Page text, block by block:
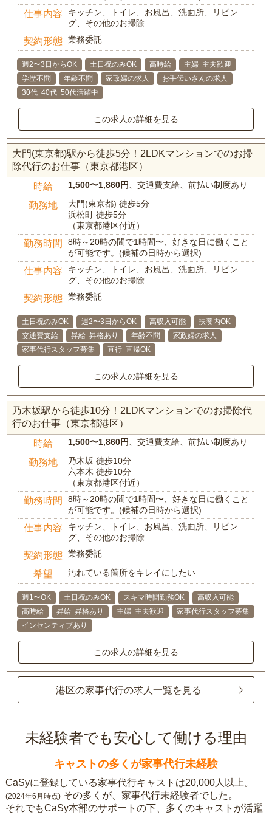
仕事内容
キッチン、トイレ、お風呂、洗面所、リビン
グ、その他のお掃除
契約形態 業務委託
週2〜3日からOK 土日祝のみOK 高時給
主婦･主夫歓迎
学歴不問
年齢不問 家政婦の求人
お手伝いさんの求人
30代･40代･50代活躍中
この求人の詳細を見る
大門(東京都)駅から徒歩5分！2LDKマンションでのお掃
除代行のお仕事（東京都港区）
時給 1,500〜1,860円 、交通費支給、前払い制度あり
勤務地
大門(東京都) 徒歩5分
浜松町 徒歩5分
（東京都港区付近）
勤務時間
8時～20時の間で1時間〜、好きな日に働くこと
が可能です。(候補の日時から選択)
仕事内容
キッチン、トイレ、お風呂、洗面所、リビン
グ、その他のお掃除
契約形態 業務委託
土日祝のみOK 週2〜3日からOK 高収入可能
扶養内OK
交通費支給
昇給･昇格あり 年齢不問
家政婦の求人
家事代行スタッフ募集
直行･直帰OK
この求人の詳細を見る
乃木坂駅から徒歩10分！2LDKマンションでのお掃除代
行のお仕事（東京都港区）
時給 1,500〜1,860円 、交通費支給、前払い制度あり
勤務地
乃木坂 徒歩10分
六本木 徒歩10分
（東京都港区付近）
勤務時間
8時～20時の間で1時間〜、好きな日に働くこと
が可能です。(候補の日時から選択)
仕事内容
キッチン、トイレ、お風呂、洗面所、リビン
グ、その他のお掃除
契約形態 業務委託
希望 汚れている箇所をキレイにしたい
週1〜OK 土日祝のみOK スキマ時間勤務OK
高収入可能
高時給
昇給･昇格あり 主婦･主夫歓迎
家事代行スタッフ募集
インセンティブあり
この求人の詳細を見る
港区の家事代行の求人一覧を見る
未経験者でも安心して働ける理由
キャストの多くが家事代行未経験
CaSyに登録している家事代行キャストは20,000人以上。
(2024年6月時点) その多くが、家事代行未経験者でした。
それでもCaSy本部のサポートの下、多くのキャストが活躍